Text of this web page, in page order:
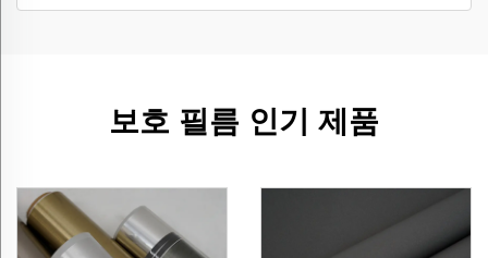
보호 필름 인기 제품